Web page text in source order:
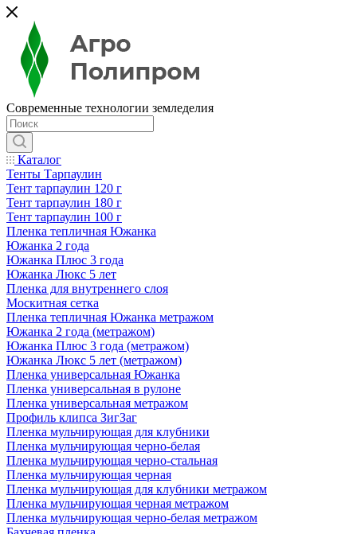
Современные технологии земледелия
Каталог
Тенты Тарпаулин
Тент тарпаулин 120 г
Тент тарпаулин 180 г
Тент тарпаулин 100 г
Пленка тепличная Южанка
Южанка 2 года
Южанка Плюс 3 года
Южанка Люкс 5 лет
Пленка для внутреннего слоя
Москитная сетка
Пленка тепличная Южанка метражом
Южанка 2 года (метражом)
Южанка Плюс 3 года (метражом)
Южанка Люкс 5 лет (метражом)
Пленка универсальная Южанка
Пленка универсальная в рулоне
Пленка универсальная метражом
Профиль клипса ЗигЗаг
Пленка мульчирующая для клубники
Пленка мульчирующая черно-белая
Пленка мульчирующая черно-стальная
Пленка мульчирующая черная
Пленка мульчирующая для клубники метражом
Пленка мульчирующая черная метражом
Пленка мульчирующая черно-белая метражом